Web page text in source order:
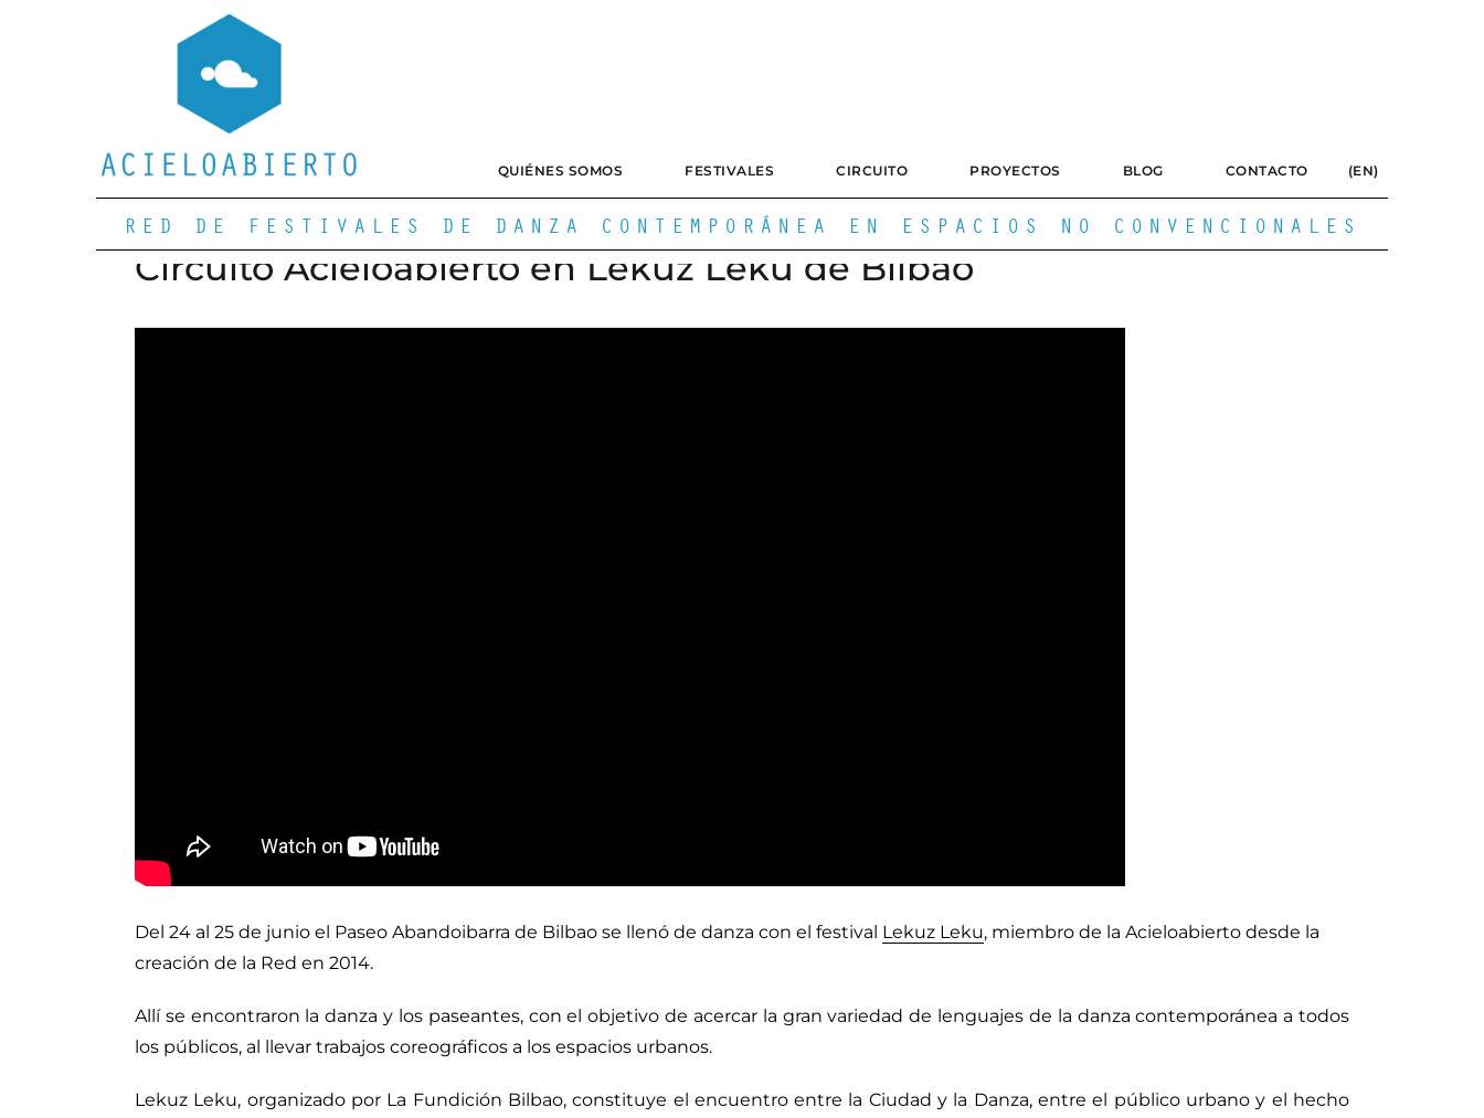
QUIÉNES SOMOS FESTIVALES CIRCUITO PROYECTOS BLOG CONTACTO (EN)
RED DE FESTIVALES DE DANZA CONTEMPORÁNEA EN ESPACIOS NO CONVENCIONALES
Circuito Acieloabierto en Lekuz Leku de Bilbao
Del 24 al 25 de junio el Paseo Abandoibarra de Bilbao se llenó de danza con el festival Lekuz Leku, miembro de la Acieloabierto desde la
creación de la Red en 2014.
Allí se encontraron la danza y los paseantes, con el objetivo de acercar la gran variedad de lenguajes de la danza contemporánea a todos
los públicos, al llevar trabajos coreográficos a los espacios urbanos.
Lekuz Leku, organizado por La Fundición Bilbao, constituye el encuentro entre la Ciudad y la Danza, entre el público urbano y el hecho